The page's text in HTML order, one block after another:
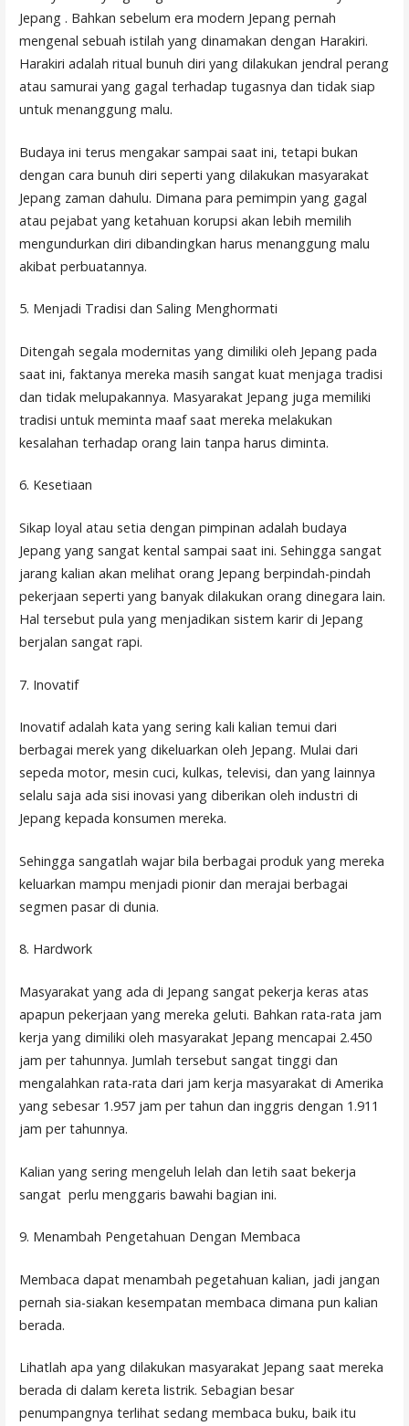
Jepang . Bahkan sebelum era modern Jepang pernah
mengenal sebuah istilah yang dinamakan dengan Harakiri.
Harakiri adalah ritual bunuh diri yang dilakukan jendral perang
atau samurai yang gagal terhadap tugasnya dan tidak siap
untuk menanggung malu.
Budaya ini terus mengakar sampai saat ini, tetapi bukan
dengan cara bunuh diri seperti yang dilakukan masyarakat
Jepang zaman dahulu. Dimana para pemimpin yang gagal
atau pejabat yang ketahuan korupsi akan lebih memilih
mengundurkan diri dibandingkan harus menanggung malu
akibat perbuatannya.
5. Menjadi Tradisi dan Saling Menghormati
Ditengah segala modernitas yang dimiliki oleh Jepang pada
saat ini, faktanya mereka masih sangat kuat menjaga tradisi
dan tidak melupakannya. Masyarakat Jepang juga memiliki
tradisi untuk meminta maaf saat mereka melakukan
kesalahan terhadap orang lain tanpa harus diminta.
6. Kesetiaan
Sikap loyal atau setia dengan pimpinan adalah budaya
Jepang yang sangat kental sampai saat ini. Sehingga sangat
jarang kalian akan melihat orang Jepang berpindah-pindah
pekerjaan seperti yang banyak dilakukan orang dinegara lain.
Hal tersebut pula yang menjadikan sistem karir di Jepang
berjalan sangat rapi.
7. Inovatif
Inovatif adalah kata yang sering kali kalian temui dari
berbagai merek yang dikeluarkan oleh Jepang. Mulai dari
sepeda motor, mesin cuci, kulkas, televisi, dan yang lainnya
selalu saja ada sisi inovasi yang diberikan oleh industri di
Jepang kepada konsumen mereka.
Sehingga sangatlah wajar bila berbagai produk yang mereka
keluarkan mampu menjadi pionir dan merajai berbagai
segmen pasar di dunia.
8. Hardwork
Masyarakat yang ada di Jepang sangat pekerja keras atas
apapun pekerjaan yang mereka geluti. Bahkan rata-rata jam
kerja yang dimiliki oleh masyarakat Jepang mencapai 2.450
jam per tahunnya. Jumlah tersebut sangat tinggi dan
mengalahkan rata-rata dari jam kerja masyarakat di Amerika
yang sebesar 1.957 jam per tahun dan inggris dengan 1.911
jam per tahunnya.
Kalian yang sering mengeluh lelah dan letih saat bekerja
sangat perlu menggaris bawahi bagian ini.
9. Menambah Pengetahuan Dengan Membaca
Membaca dapat menambah pegetahuan kalian, jadi jangan
pernah sia-siakan kesempatan membaca dimana pun kalian
berada.
Lihatlah apa yang dilakukan masyarakat Jepang saat mereka
berada di dalam kereta listrik. Sebagian besar
penumpangnya terlihat sedang membaca buku, baik itu